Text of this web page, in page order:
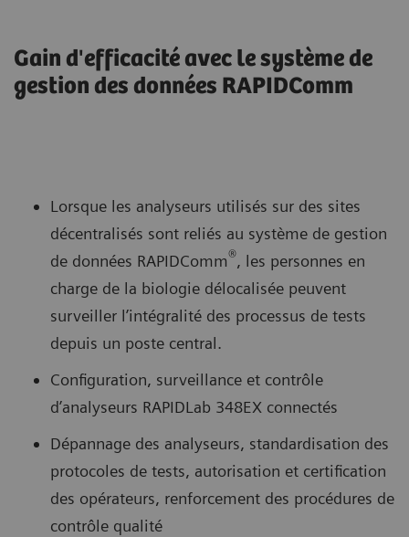
Gain d'efficacité avec le système de
gestion des données RAPIDComm
Lorsque les analyseurs utilisés sur des sites
décentralisés sont reliés au système de gestion
de données RAPIDComm®, les personnes en
charge de la biologie délocalisée peuvent
surveiller l’intégralité des processus de tests
depuis un poste central.
Configuration, surveillance et contrôle
d’analyseurs RAPIDLab 348EX connectés
Dépannage des analyseurs, standardisation des
protocoles de tests, autorisation et certification
des opérateurs, renforcement des procédures de
contrôle qualité